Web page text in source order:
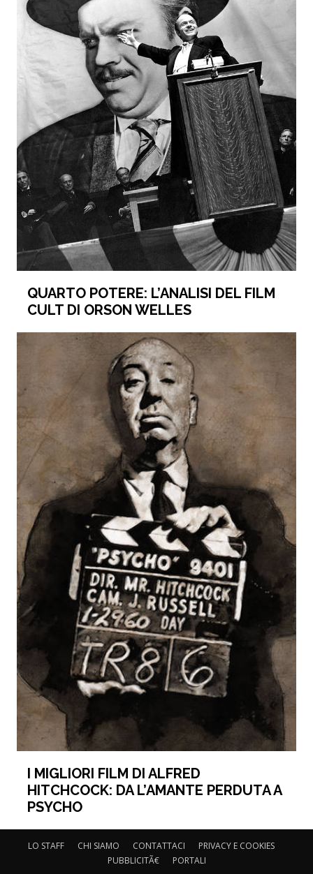
QUARTO POTERE: L’ANALISI DEL FILM
CULT DI ORSON WELLES
I MIGLIORI FILM DI ALFRED
HITCHCOCK: DA L’AMANTE PERDUTA A
PSYCHO
LO STAFF CHI SIAMO CONTATTACI
PRIVACY E COOKIES
PUBBLICITÃ€
PORTALI